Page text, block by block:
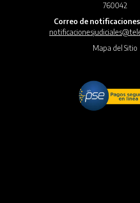
760042
Correo de
Mapa del Sitio